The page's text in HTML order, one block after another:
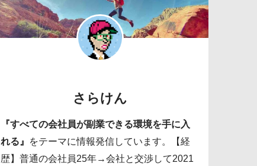
さらけん
『すべての会社員が副業できる環境を手に入
れる』
をテーマに情報発信しています。【経
歴】普通の会社員25年→会社と交渉して2021